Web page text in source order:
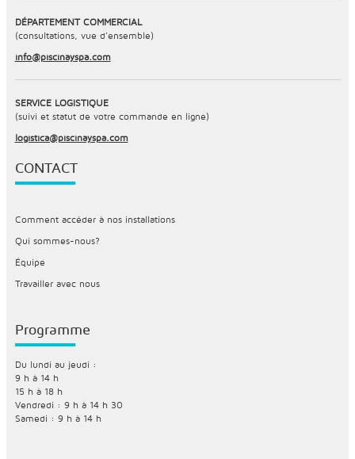
DÉPARTEMENT COMMERCIAL
(consultations, vue d’ensemble)
info@piscinayspa.com
SERVICE LOGISTIQUE
(suivi et statut de votre commande en ligne)
logistica@piscinayspa.com
CONTACT
Comment accéder à nos installations
Qui sommes-nous?
Équipe
Travailler avec nous
Programme
Du lundi au jeudi :
9 h à 14 h
15 h à 18 h
Vendredi : 9 h à 14 h 30
Samedi : 9 h à 14 h